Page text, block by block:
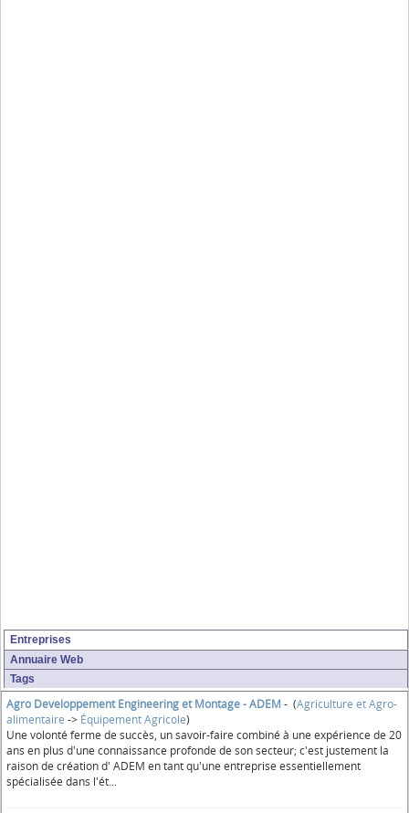
Entreprises
Annuaire Web
Tags
Agro Developpement Engineering et Montage - ADEM - (Agriculture et Agro-
alimentaire -> Équipement Agricole)
Une volonté ferme de succès, un savoir-faire combiné à une expérience de 20
ans en plus d'une connaissance profonde de son secteur; c'est justement la
raison de création d' ADEM en tant qu'une entreprise essentiellement
spécialisée dans l'ét...